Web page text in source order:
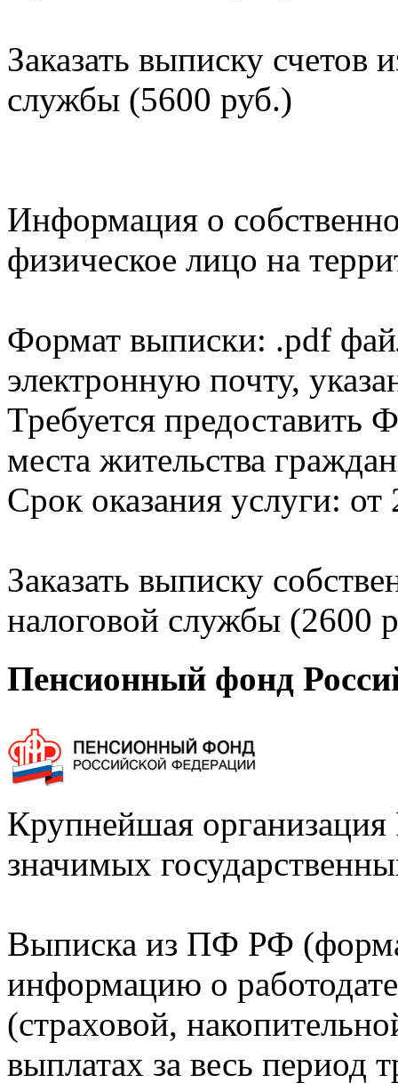
Заказать выписку счетов
службы (5600 руб.)
Информация о
физическое лицо на
Формат выписки: .pdf
электронную почту,
Требуется
места жительства
Срок оказания услуги: от
Заказать выписку
налоговой службы (2600
Пенсионный фонд
Крупнейшая
значимых
Выписка из ПФ РФ
информацию о
(страховой,
выплатах за весь период